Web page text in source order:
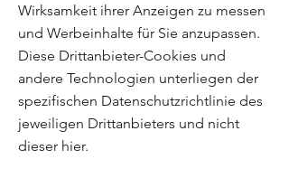
Wirksamkeit ihrer Anzeigen zu messen
und Werbeinhalte für Sie anzupassen.
Diese Drittanbieter-Cookies und
andere Technologien unterliegen der
spezifischen Datenschutzrichtlinie des
jeweiligen Drittanbieters und nicht
dieser hier.